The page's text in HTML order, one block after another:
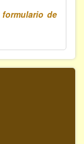
formulario de